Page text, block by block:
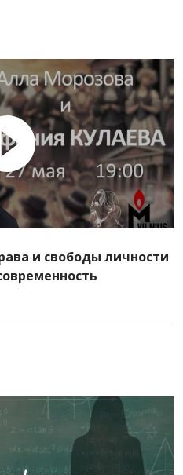
и свободы личности